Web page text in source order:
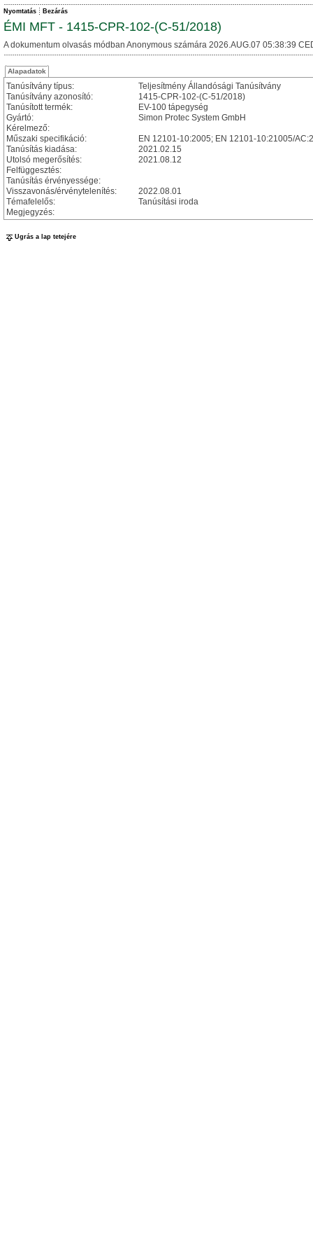
Nyomtatás Bezárás
ÉMI MFT - 1415-CPR-102-(C-51/2018)
A dokumentum olvasás módban Anonymous számára 2026.AUG.07 05:38:39
Alapadatok
Tanúsítvány típus:
Teljesítmény Állandósági Tanúsítvány
Tanúsítvány azonosító:
1415-CPR-102-(C-51/2018)
Tanúsított termék:
EV-100 tápegység
Gyártó:
Simon Protec System GmbH
Kérelmező:
Műszaki specifikáció:
EN 12101-10:2005; EN 12101-10:21005/
Tanúsítás kiadása:
2021.02.15
Utolsó megerősítés:
2021.08.12
Felfüggesztés:
Tanúsítás érvényessége:
Visszavonás/érvénytelenítés:
2022.08.01
Témafelelős:
Tanúsítási iroda
Megjegyzés:
Ugrás a lap tetejére